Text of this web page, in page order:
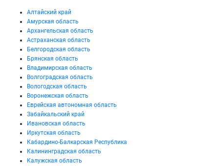
Алтайский край
Амурская область
Архангельская область
Астраханская область
Белгородская область
Брянская область
Владимирская область
Волгоградская область
Вологодская область
Воронежская область
Еврейская автономная область
Забайкальский край
Ивановская область
Иркутская область
Кабардино-Балкарская Республика
Калининградская область
Калужская область